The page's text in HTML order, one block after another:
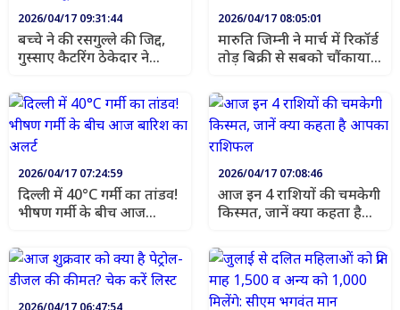
2026/04/17 09:31:44
बच्चे ने की रसगुल्ले की जिद्द,
गुस्साए कैटरिंग ठेकेदार ने
फेंका; हालत गंभीर
2026/04/17 08:05:01
मारुति जिम्नी ने मार्च में रिकॉर्ड
तोड़ बिक्री से सबको चौंकाया,
2026/04/17 07:24:59
दिल्ली में 40°C गर्मी का तांडव!
भीषण गर्मी के बीच आज
2026/04/17 07:08:46
आज इन 4 राशियों की चमकेगी
किस्मत, जानें क्या कहता है
2026/04/17 06:47:54